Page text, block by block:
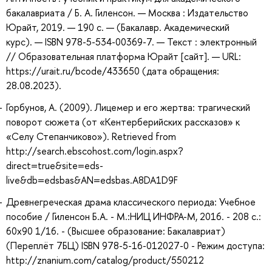
бакалавриата / Б. А. Гиленсон. — Москва : Издательство
Юрайт, 2019. — 190 с. — (Бакалавр. Академический
курс). — ISBN 978-5-534-00369-7. — Текст : электронный
// Образовательная платформа Юрайт [сайт]. — URL:
https://urait.ru/bcode/433650 (дата обращения:
28.08.2023).
Горбунов, А. (2009). Лицемер и его жертва: трагический
поворот сюжета (от «Кентерберийских рассказов» к
«Селу Степанчиково»). Retrieved from
http://search.ebscohost.com/login.aspx?
direct=true&site=eds-
live&db=edsbas&AN=edsbas.A8DA1D9F
Древнегреческая драма классического периода: Учебное
пособие / Гиленсон Б.А. - М.:НИЦ ИНФРА-М, 2016. - 208 с.:
60x90 1/16. - (Высшее образование: Бакалавриат)
(Переплёт 7БЦ) ISBN 978-5-16-012027-0 - Режим доступа:
http://znanium.com/catalog/product/550212